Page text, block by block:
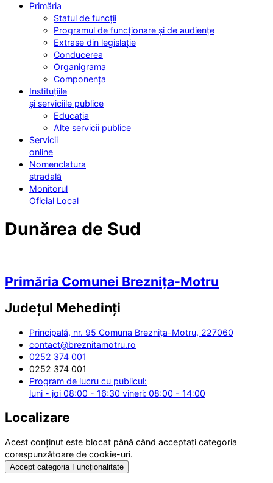
Primăria
Statul de funcții
Programul de funcționare și de audiențe
Extrase din legislație
Conducerea
Organigrama
Componența
Instituțiile
și serviciile publice
Educația
Alte servicii publice
Servicii
online
Nomenclatura
stradală
Monitorul
Oficial Local
Dunărea de Sud
Primăria Comunei Breznița-Motru
Județul Mehedinți
Principală, nr. 95 Comuna Breznița-Motru, 227060
contact@breznitamotru.ro
0252 374 001
0252 374 001
Program de lucru cu publicul:
luni - joi 08:00 - 16:30 vineri: 08:00 - 14:00
Localizare
Acest conținut este blocat până când acceptați categoria
corespunzătoare de cookie-uri.
Accept categoria Funcționalitate